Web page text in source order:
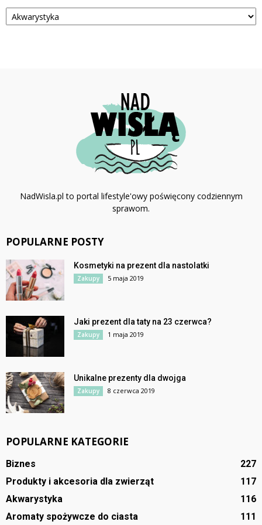
Kategorie
NadWisla.pl to portal lifestyle'owy poświęcony codziennym
sprawom.
POPULARNE POSTY
Kosmetyki na prezent dla nastolatki
Zakupy 5 maja 2019
Jaki prezent dla taty na 23 czerwca?
Zakupy 1 maja 2019
Unikalne prezenty dla dwojga
Zakupy 8 czerwca 2019
POPULARNE KATEGORIE
Biznes
227
Produkty i akcesoria dla zwierząt
117
Akwarystyka
116
Aromaty spożywcze do ciasta
111